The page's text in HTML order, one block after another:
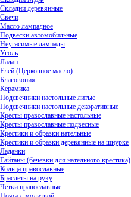
Складни деревянные
Свечи
Масло лампадное
Подвески автомобильные
Неугасимые лампады
Уголь
Ладан
Елей (Церковное масло)
Благовония
Керамика
Подсвечники настольные литые
Подсвечники настольные декоративные
Кресты православные настольные
Кресты православные подвесные
Крестики и образки нательные
Крестики и образки деревянные на шнурке
Ладанки
Гайтаны (бечевки для нательного крестика)
Кольца православные
Браслеты на руку
Четки православные